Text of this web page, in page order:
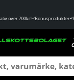
över 700kr! Bonusprodukter